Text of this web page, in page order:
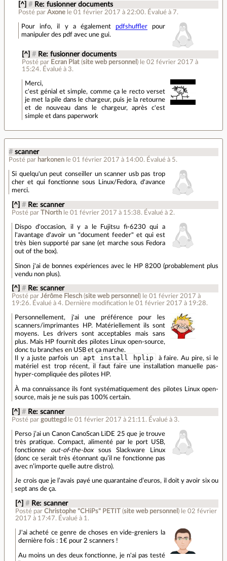
[^] # Re: fusionner documents
Posté parAxone le 01 février 2017 à 22:00. Évalué à7.
Pour info, il y a également pdfshufflerpour
manipuler des pdf avec une gui.
[^] # Re: fusionner documents
Posté par Ecran Plat(site web personnel ) le 02 février 2017 à
15:24. Évalué à 3.
Merci,
c'est génial et simple, comme ça le recto verset
je met la pile dans le chargeur, puis je la retourne
et de nouveau dans le chargeur, après c'est
simple et dans paperwork
# scanner
Posté par harkonen le 01 février 2017 à 14:00. Évalué à 5.
Si quelqu'un peut conseiller un scanner usb pas trop
cher et qui fonctionne sous Linux/Fedora, d'avance
merci.
[^] # Re: scanner
Posté parTNorth le 01 février 2017 à 15:38. Évalué à 2.
Dispo d'occasion, il y a le Fujitsu fi-6230 qui a
l'avantage d'avoir un "document feeder" et qui est
très bien supporté par sane (et marche sous Fedora
out of the box).
Sinon j'ai de bonnes expériences avec le HP 8200 (probablement plus
vendu non plus).
[^] # Re: scanner
Posté parJérôme Flesch (site web personnel ) le 01 février 2017 à
19:26. Évalué à4. Dernière modification le 01 février 2017 à 19:28.
Personnellement, j'ai une préférence pour les
scanners/imprimantes HP. Matériellement ils sont
moyens. Les drivers sont acceptables mais sans
plus. Mais HP fournit des pilotes Linux open-source,
donc tu branches en USB et ça marche.
Il y a juste parfois un
apt install hplip
à faire. Au pire, si le
matériel est trop récent, il faut faire une installation manuelle pas-
hyper-compliquée des pilotes HP.
À ma connaissance ils font systématiquement des pilotes Linux open-
source, mais je ne suis pas 100% certain.
[^] # Re: scanner
Posté pargouttegd le 01 février 2017 à 21:11 . Évalué à 3.
Perso j’ai un Canon CanoScan LiDE 25 que je trouve
très pratique. Compact, alimenté par le port USB,
fonctionne out-of-the-boxsous Slackware Linux
(donc ce serait très étonnant qu’il ne fonctionne pas
avec n’importe quelle autre distro).
Je crois que je l’avais payé une quarantaine d’euros, il doit y avoir six ou
sept ans de ça.
[^] # Re: scanner
Posté par Christophe "CHiPs" PETIT(site web personnel ) le 02 février
2017 à 17:47. Évalué à 1 .
J'ai acheté ce genre de choses en vide-greniers la
dernière fois : 1€ pour 2 scanners !
Au moins un des deux fonctionne, je n'ai pas testé